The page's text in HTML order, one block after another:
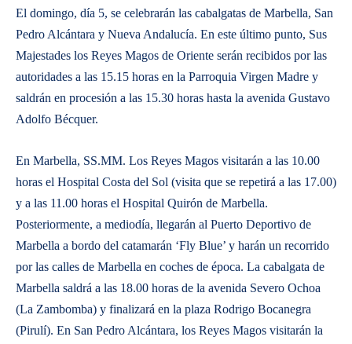
El domingo, día 5, se celebrarán las cabalgatas de Marbella, San
Pedro Alcántara y Nueva Andalucía. En este último punto, Sus
Majestades los Reyes Magos de Oriente serán recibidos por las
autoridades a las 15.15 horas en la Parroquia Virgen Madre y
saldrán en procesión a las 15.30 horas hasta la avenida Gustavo
Adolfo Bécquer.
En Marbella, SS.MM. Los Reyes Magos visitarán a las 10.00
horas el Hospital Costa del Sol (visita que se repetirá a las 17.00)
y a las 11.00 horas el Hospital Quirón de Marbella.
Posteriormente, a mediodía, llegarán al Puerto Deportivo de
Marbella a bordo del catamarán ‘Fly Blue’ y harán un recorrido
por las calles de Marbella en coches de época. La cabalgata de
Marbella saldrá a las 18.00 horas de la avenida Severo Ochoa
(La Zambomba) y finalizará en la plaza Rodrigo Bocanegra
(Pirulí). En San Pedro Alcántara, los Reyes Magos visitarán la